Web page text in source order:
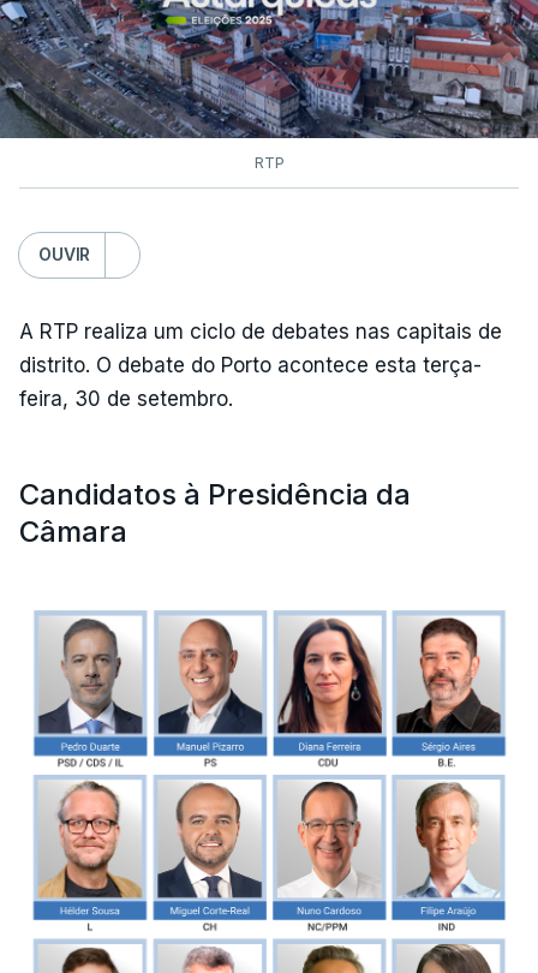
RTP
OUVIR
A RTP realiza um ciclo de debates nas capitais de
distrito. O debate do Porto acontece esta terça-
feira, 30 de setembro.
Candidatos à Presidência da
Câmara